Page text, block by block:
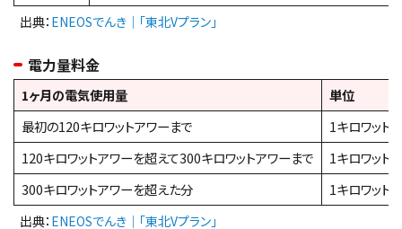
出典： ENEOSでんき｜「東北Vプラン」
電力量料金
1ヶ月の電気使用量
単位
最初の120キロワットアワーまで
1キロワット
120キロワットアワーを超えて300キロワットアワーまで
1キロワット
300キロワットアワーを超えた分
1キロワット
出典： ENEOSでんき｜「東北Vプラン」